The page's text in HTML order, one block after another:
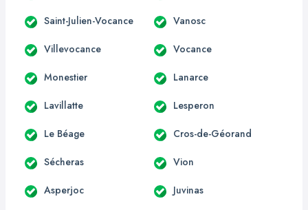
Saint-Julien-Vocance Vanosc
Villevocance Vocance
Monestier Lanarce
Lavillatte Lesperon
Le Béage Cros-de-Géorand
Sécheras Vion
Asperjoc Juvinas